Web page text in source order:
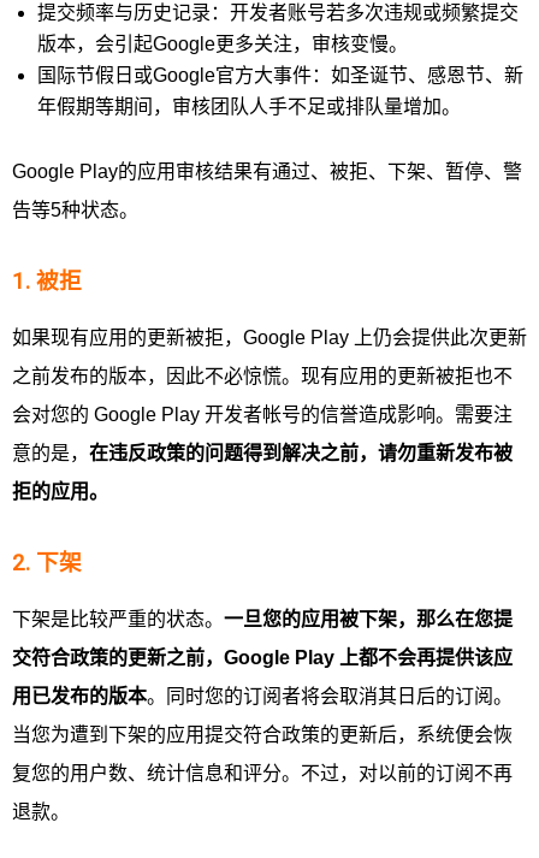
提交频率与历史记录：开发者账号若多次违规或频繁提交
版本，会引起Google更多关注，审核变慢。
国际节假日或Google官方大事件：如圣诞节、感恩节、新
年假期等期间，审核团队人手不足或排队量增加。
Google Play的应用审核结果有通过、被拒、下架、暂停、警
告等5种状态。
1. 被拒
如果现有应用的更新被拒，Google Play 上仍会提供此次更新
之前发布的版本，因此不必惊慌。现有应用的更新被拒也不
会对您的 Google Play 开发者帐号的信誉造成影响。需要注
意的是， 在违反政策的问题得到解决之前，请勿重新发布被
拒的应用。
2. 下架
下架是比较严重的状态。 一旦您的应用被下架，那么在您提
交符合政策的更新之前， Google Play 上都不会再提供该应
用已发布的版本。同时您的订阅者将会取消其日后的订阅。
当您为遭到下架的应用提交符合政策的更新后，系统便会恢
复您的用户数、统计信息和评分。不过，对以前的订阅不再
退款。